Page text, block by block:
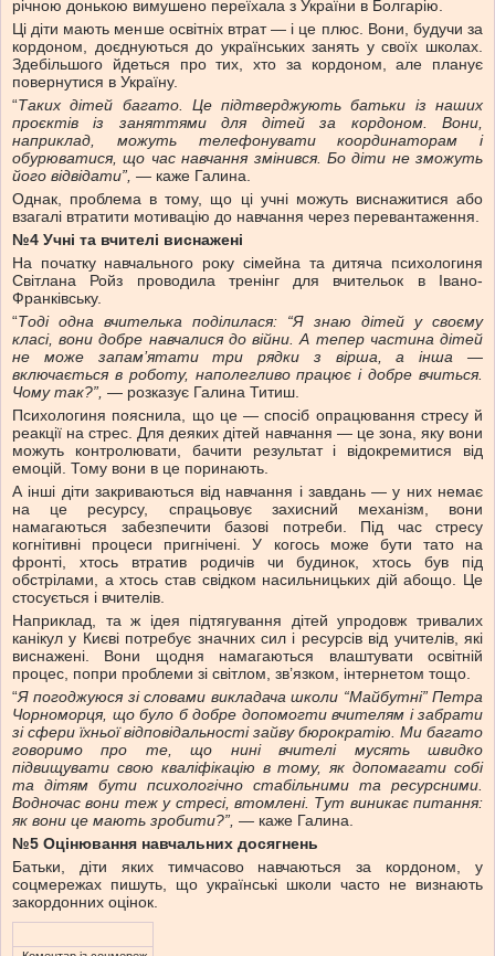
річною донькою вимушено переїхала з України в Болгарію.
Ці діти мають менше освітніх втрат — і це плюс. Вони, будучи за
кордоном, доєднуються до українських занять у своїх школах.
Здебільшого йдеться про тих, хто за кордоном, але планує
повернутися в Україну.
“Таких дітей багато. Це підтверджують батьки із наших
проєктів із заняттями для дітей за кордоном. Вони,
наприклад, можуть телефонувати координаторам і
обурюватися, що час навчання змінився. Бо діти не зможуть
його відвідати”, — каже Галина.
Однак, проблема в тому, що ці учні можуть виснажитися або
взагалі втратити мотивацію до навчання через перевантаження.
№4 Учні та вчителі виснажені
На початку навчального року сімейна та дитяча психологиня
Світлана Ройз проводила тренінг для вчительок в Івано-
Франківську.
“Тоді одна вчителька поділилася: “Я знаю дітей у своєму
класі, вони добре навчалися до війни. А тепер частина дітей
не може запам’ятати трирядки з вірша, а інша —
включається в роботу, наполегливо працює і добре вчиться.
Чому так?”, — розказує Галина Титиш.
Психологиня пояснила, що це — спосіб опрацювання стресу й
реакції на стрес. Для деяких дітей навчання — це зона, яку вони
можуть контролювати, бачити результат і відокремитися від
емоцій. Тому вони в це поринають.
А інші діти закриваються від навчання і завдань — у них немає
на це ресурсу, спрацьовує захисний механізм, вони
намагаються забезпечити базові потреби. Під час стресу
когнітивні процеси пригнічені. У когось може бути тато на
фронті, хтось втратив родичів чи будинок, хтось був під
обстрілами, а хтось став свідком насильницьких дій абощо. Це
стосується і вчителів.
Наприклад, та ж ідея підтягування дітей упродовж тривалих
канікул у Києві потребує значних сил і ресурсів від учителів, які
виснажені. Вони щодня намагаються влаштувати освітній
процес, попри проблеми зі світлом, зв’язком, інтернетом тощо.
“Я погоджуюся зі словами викладача школи “Майбутні” Петра
Чорноморця, що було бдобре допомогти вчителям і забрати
зі сфери їхньої відповідальності зайву бюрократію. Ми багато
говоримо про те, що нині вчителі мусять швидко
підвищувати свою кваліфікацію в тому, як допомагати собі
та дітям бути психологічно стабільними та ресурсними.
Водночас вони теж у стресі, втомлені. Тут виникає питання:
як вони це мають зробити?”, — каже Галина.
№5 Оцінювання навчальних досягнень
Батьки, діти яких тимчасово навчаються за кордоном, у
соцмережах пишуть, що українські школи часто не визнають
закордонних оцінок.